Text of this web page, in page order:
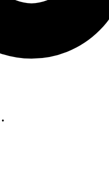
•